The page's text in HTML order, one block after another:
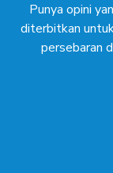
Punya opini
diterbitkan
persebaran